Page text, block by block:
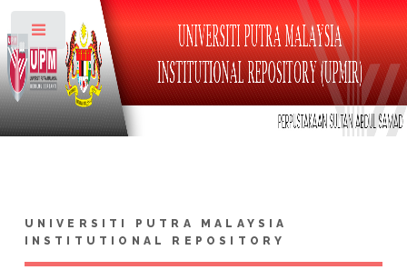
UNIVERSITI PUTRA MALAYSIA
INSTITUTIONAL REPOSITORY
Toggle